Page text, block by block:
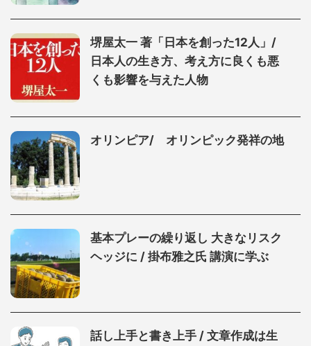
堺屋太一 著「日本を創った12人」/
日本人の生き方、考え方に良くも悪
くも影響を与えた人物
オリンピア/ オリンピック発祥の地
基本プレーの繰り返し 大きなリスク
ヘッジに / 掛布雅之氏 講演に学ぶ
話し上手と書き上手 / 文章作成は生